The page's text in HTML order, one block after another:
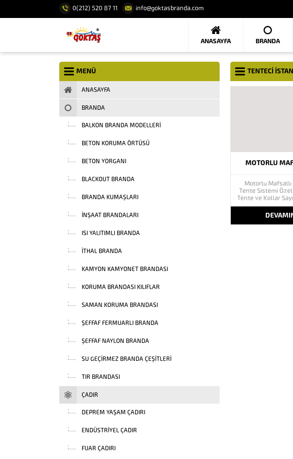
0(212) 520 87 11 info@goktasbranda.com
ANASAYFA BRANDA
TENTECI
MOTORLU
Motorlu Mafsallı
Tente Sistemi
Tente ve Kollar
Açılır ve Geriye
görünümü
alanda görsel bir
Güneş ve
MENÜ
ANASAYFA
BRANDA
BALKON BRANDA MODELLERI
BETON KORUMA ÖRTÜSÜ
BETON YORGANI
BLACKOUT BRANDA
BRANDA KUMAŞLARI
INŞAAT BRANDALARI
ISI YALITIMLI BRANDA
İTHAL BRANDA
KAMYON KAMYONET BRANDASI
KORUMA BRANDASI KILIFLAR
SAMAN KORUMA BRANDASI
ŞEFFAF FERMUARLI BRANDA
ŞEFFAF NAYLON BRANDA
SU GEÇIRMEZ BRANDA ÇEŞITLERI
TIR BRANDASI
ÇADIR
DEPREM YAŞAM ÇADIRI
ENDÜSTRIYEL ÇADIR
FUAR ÇADIRI